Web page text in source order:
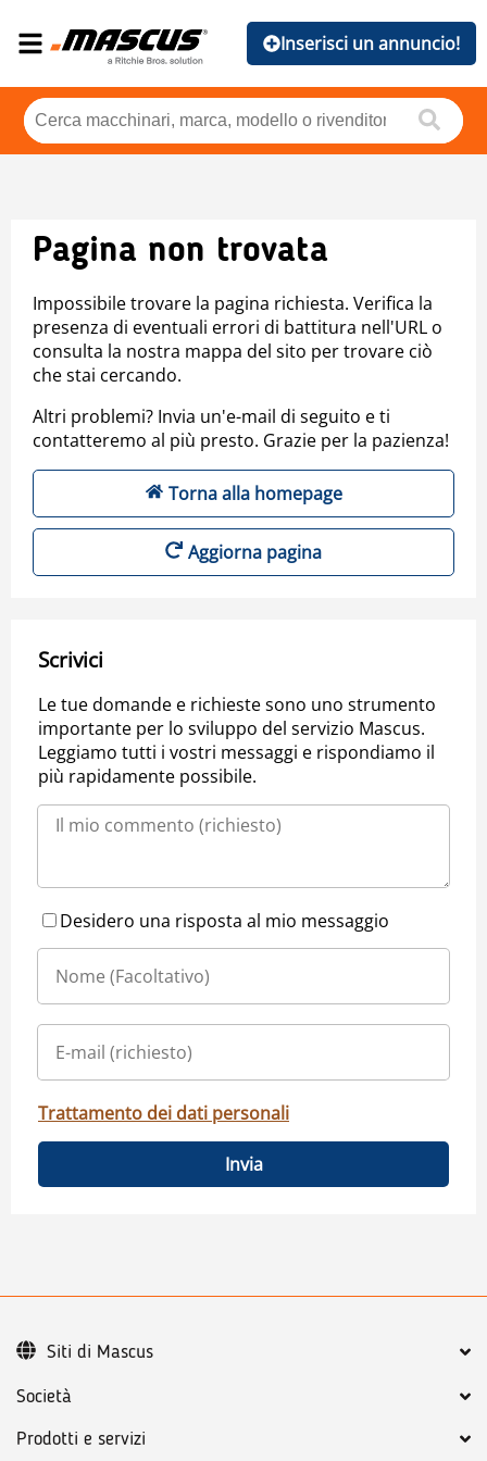
Inserisci un annuncio!
Pagina non trovata
Impossibile trovare la pagina richiesta. Verifica la
presenza di eventuali errori di battitura nell'URL o
consulta la nostra mappa del sito per trovare ciò
che stai cercando.
Altri problemi? Invia un'e-mail di seguito e ti
contatteremo al più presto. Grazie per la pazienza!
Torna alla homepage
Aggiorna pagina
Scrivici
Le tue domande e richieste sono uno strumento
importante per lo sviluppo del servizio Mascus.
Leggiamo tutti i vostri messaggi e rispondiamo il
più rapidamente possibile.
Desidero una risposta al mio messaggio
Trattamento dei dati personali
Invia
Società
Prodotti e servizi
Siti di Mascus